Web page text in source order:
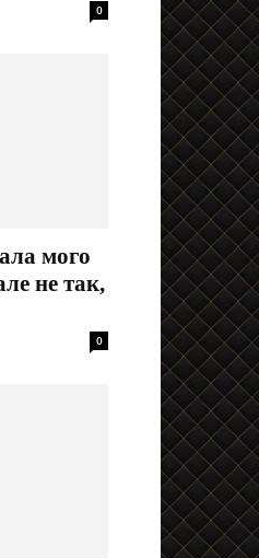
0
мого
не так,
0